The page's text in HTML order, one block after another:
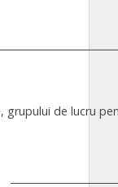
de lucru